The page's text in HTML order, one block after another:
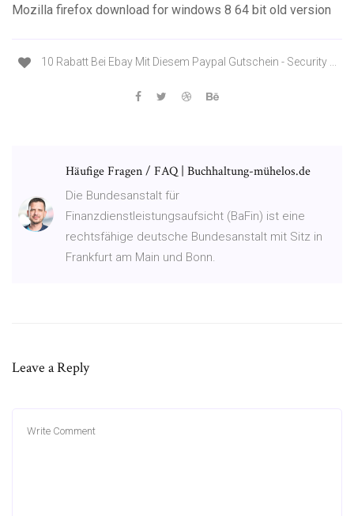
Mozilla firefox download for windows 8 64 bit old version
10 Rabatt Bei Ebay Mit Diesem Paypal Gutschein - Security ...
Häufige Fragen / FAQ | Buchhaltung-mühelos.de
Die Bundesanstalt für
Finanzdienstleistungsaufsicht (BaFin) ist eine
rechtsfähige deutsche Bundesanstalt mit Sitz in
Frankfurt am Main und Bonn.
Leave a Reply